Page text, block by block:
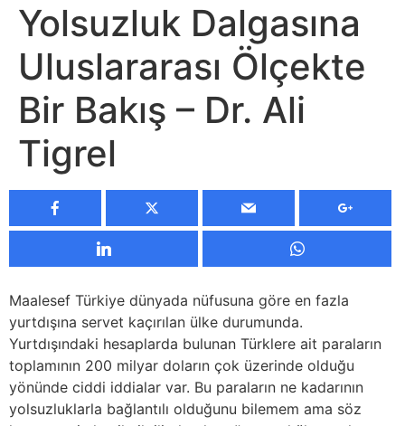
Yolsuzluk Dalgasına
Uluslararası Ölçekte
Bir Bakış – Dr. Ali
Tigrel
Maalesef Türkiye dünyada nüfusuna göre en fazla
yurtdışına servet kaçırılan ülke durumunda.
Yurtdışındaki hesaplarda bulunan Türklere ait paraların
toplamının 200 milyar doların çok üzerinde olduğu
yönünde ciddi iddialar var. Bu paraların ne kadarının
yolsuzluklarla bağlantılı olduğunu bilemem ama söz